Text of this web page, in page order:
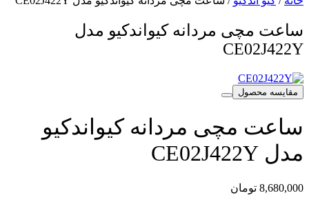
ساعت مچی مردانه کیواندکیو مدل
CE02J422Y
مقایسه محصول
ساعت مچی مردانه کیواندکیو
مدل CE02J422Y
8,680,000 تومان